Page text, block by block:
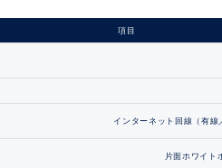
項目
インターネット回線（有線
片面ホワイト